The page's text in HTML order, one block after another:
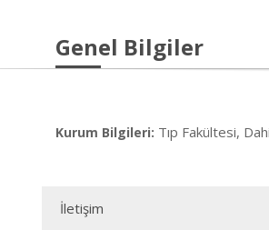
Genel Bilgiler
Kurum Bilgileri: Tıp Fakültesi,
İletişim